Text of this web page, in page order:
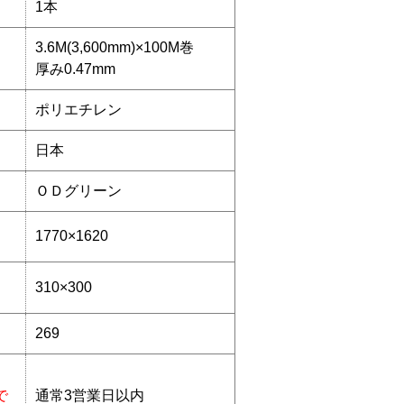
1本
3.6M(3,600mm)×100M巻
厚み0.47mm
ポリエチレン
日本
ＯＤグリーン
1770×1620
310×300
269
通常3営業日以内